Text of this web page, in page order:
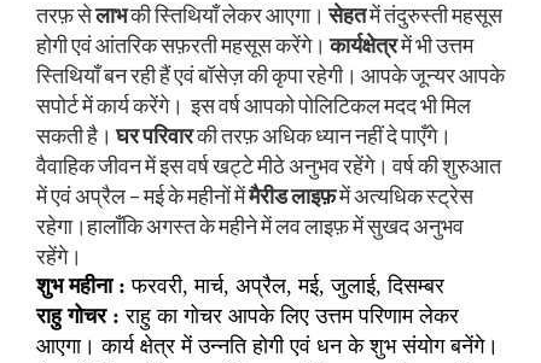
तरफ़ सेलाभकी स्तिथियाँ लेकर आएगा।सेहतमें तंदुरुस्ती महसूस
होगी एवं आंतरिक सफ़रती महसूस करेंगे।कार्यक्षेत्रमें भी उत्तम
स्तिथियाँ बन रही हैं एवं बॉसेज़ की कृपा रहेगी। आपके जून्यर आपके
सपोर्ट में कार्य करेंगे। इस वर्ष आपको पोलिटिकल मदद भी मिल
सकती है।घर परिवारकी तरफ़ अधिक ध्यान नहीं दे पाएँगे।
वैवाहिक जीवन में इस वर्ष खट्टे मीठे अनुभव रहेंगे। वर्ष की शुरुआत
में एवं अप्रैल – मई के महीनों मेंमैरीड लाइफ़में अत्यधिक स्ट्रेस
रहेगा।हालाँकि अगस्त के महीने में लव लाइफ़ में सुखद अनुभव
रहेंगे।
शुभ महीना :फरवरी, मार्च, अप्रैल, मई, जुलाई, दिसम्बर
राहु गोचर : राहु का गोचर आपके लिए उत्तम परिणाम लेकर
आएगा। कार्य क्षेत्र में उन्नति होगी एवं धन के शुभ संयोग बनेंगे।